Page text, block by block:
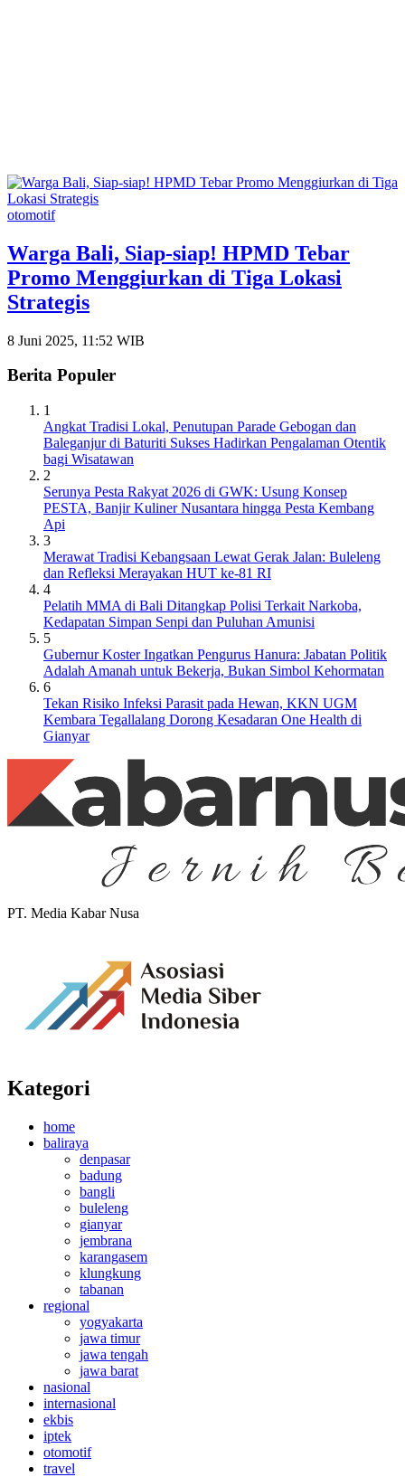
otomotif
Warga Bali, Siap-siap! HPMD Tebar
Promo Menggiurkan di Tiga Lokasi
Strategis
8 Juni 2025, 11:52 WIB
Berita Populer
1
Angkat Tradisi Lokal, Penutupan Parade Gebogan dan
Baleganjur di Baturiti Sukses Hadirkan Pengalaman Otentik
bagi Wisatawan
2
Serunya Pesta Rakyat 2026 di GWK: Usung Konsep
PESTA, Banjir Kuliner Nusantara hingga Pesta Kembang
Api
3
Merawat Tradisi Kebangsaan Lewat Gerak Jalan: Buleleng
dan Refleksi Merayakan HUT ke-81 RI
4
Pelatih MMA di Bali Ditangkap Polisi Terkait Narkoba,
Kedapatan Simpan Senpi dan Puluhan Amunisi
5
Gubernur Koster Ingatkan Pengurus Hanura: Jabatan Politik
Adalah Amanah untuk Bekerja, Bukan Simbol Kehormatan
6
Tekan Risiko Infeksi Parasit pada Hewan, KKN UGM
Kembara Tegallalang Dorong Kesadaran One Health di
Gianyar
PT. Media Kabar Nusa
Kategori
home
baliraya
denpasar
badung
bangli
buleleng
gianyar
jembrana
karangasem
klungkung
tabanan
regional
yogyakarta
jawa timur
jawa tengah
jawa barat
nasional
internasional
ekbis
iptek
otomotif
travel